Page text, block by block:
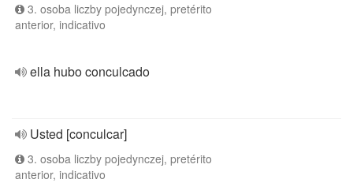
3. osoba liczby pojedynczej, pretérito
anterior, indicativo
ella hubo conculcado
Usted [conculcar]
3. osoba liczby pojedynczej, pretérito
anterior, indicativo